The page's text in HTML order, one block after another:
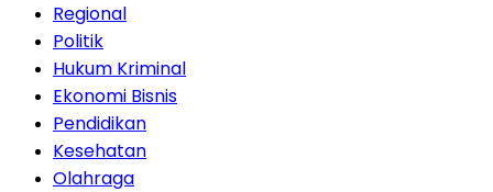
Regional
Politik
Hukum Kriminal
Ekonomi Bisnis
Pendidikan
Kesehatan
Olahraga